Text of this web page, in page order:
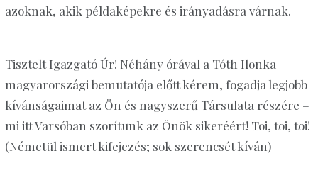
azoknak, akik példaképekre és irányadásra várnak.
Tisztelt Igazgató Úr! Néhány órával a Tóth Ilonka
magyarországi bemutatója előtt kérem, fogadja legjobb
kívánságaimat az Ön és nagyszerű Társulata részére –
mi itt Varsóban szorítunk az Önök sikeréért! Toi, toi, toi!
(Németül ismert kifejezés; sok szerencsét kíván)